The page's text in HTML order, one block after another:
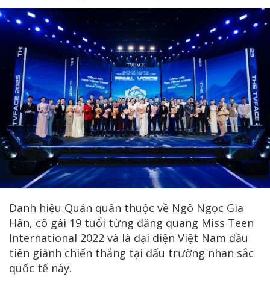
Danh hiệu Quán quân thuộc về Ngô Ngọc Gia
Hân, cô gái 19 tuổi từng đăng quang Miss Teen
International 2022 và là đại diện Việt Nam đầu
tiên giành chiến thắng tại đấu trường nhan sắc
quốc tế này.